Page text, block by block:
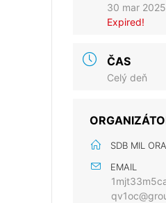
30 mar 2025
Expired!
ČAS
Celý deň
SDB MIL
EMAIL